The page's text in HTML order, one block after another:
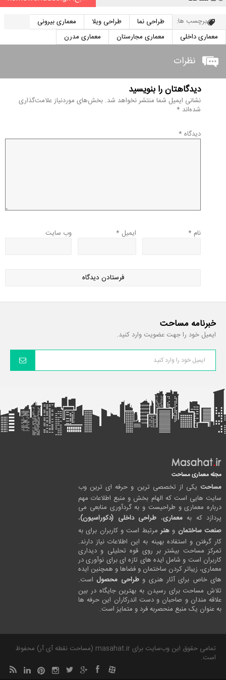
برچسب ها: طراحی نما طراحی ویلا
معماری بیرونی
معماری داخلی
معماری مجارستان معماری مدرن
نظرات
دیدگاهتان را بنویسید
نشانی ایمیل شما منتشر نخواهد شد. بخش‌های موردنیاز علامت‌گذاری
شده‌اند *
دیدگاه *
نام * ایمیل * وب‌ سایت
خبرنامه مساحت
ایمیل خود را جهت عضویت وارد کنید.
مجله معماری مساحت
مساحت یکی از تخصصی ترین و حرفه ای ترین وب
سایت هایی است که الهام بخش و منبع اطلاعات مهم
درباره معماری و طراحیست و به گردآوری منابعی می
پردازد که بهمعماری، طراحی داخلی (دکوراسیون)،
صنعت ساختمان و هنرمرتبط است و کاربران برای به
کار گرفتن و استفاده بهینه به این اطلاعات نیاز دارند.
تمرکز مساحت بیشتر بر روی قوه تحلیلی و دیداری
کاربران است و شامل ایده های تازه ای برای نوآوری در
معماری، زیباتر کردن ساختمان و فضاها و همچنین ایده
های خاص برای آثار هنری وطراحی محصول است.
تلاش مساحت برای رسیدن به بهترین جایگاه در بین
علاقه مندان و صاحبان و دست اندرکاران این حرفه ها
به عنوان یک منبع منحصربه فرد و متمایز است.
تمامی حقوق این وب‌سایت برای masahat.ir (مساحت نقطه آی آر) محفوظ
است.